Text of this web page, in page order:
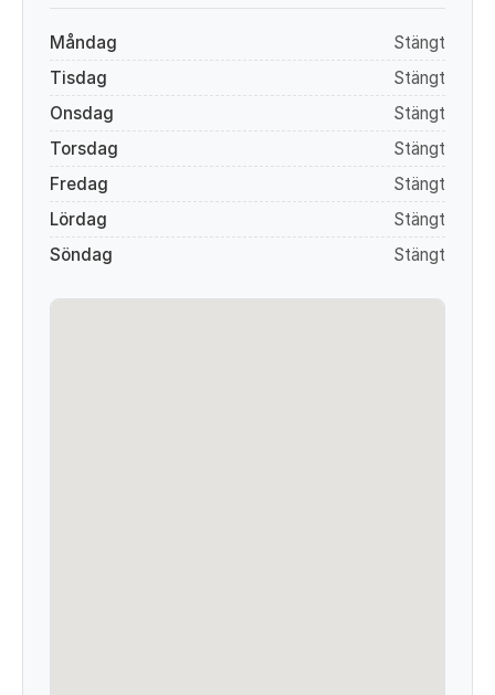
Måndag
Stängt
Tisdag
Stängt
Onsdag
Stängt
Torsdag
Stängt
Fredag
Stängt
Lördag
Stängt
Söndag
Stängt